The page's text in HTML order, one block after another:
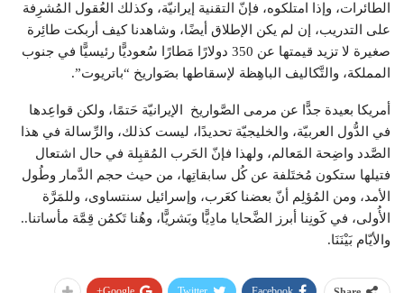
الطائرات، وإذا امتلكوه، فإنّ التقنية إيرانيّة، وكذلك العُقول المُشرِفة
على التدريب، إن لم يكن الإطلاق أيضًا، وشاهدنا كيف أربكت طائِرة
صغيرة لا تزيد قيمتها عن 350 دولارًا مَطارًا سُعوديًّا رئيسيًّا في جنوب
المملكة، والتَّكاليف الباهِظة لإسقاطها بصَواريخ “باتريوت”.
أمريكا بعيدة جدًّا عن مرمى الصَّواريخ الإيرانيّة حَتمًا، ولكن قواعِدها
في الدُّول العربيّة، والخليجيّة تحديدًا، ليست كذلك، والرِّسالة في هذا
الصَّدد واضِحة المَعالم، ولهذا فإنّ الحَرب المُقبِلة في حال اشتعال
فتيلها ستكون مُختَلفة عن كُل سابقاتِها، من حيث حجم الدَّمار وطُول
الأمد، ومن المُؤلِم أنّ بعضنا كعَرب، وإسرائيل سنتساوى، وللمَرَّة
الأُولى، في كَونِنا أبرز الضَّحايا مادِيًّا وبَشريًّا، وهُنا تَكمُن قِمَّة مأساتنا..
والأيّام بَيْنَنَا.